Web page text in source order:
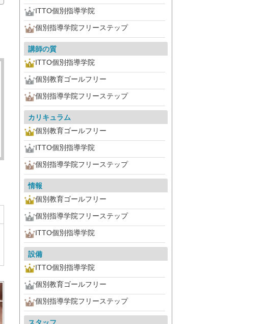
ITTO個別指導学院
個別指導学院フリーステップ
講師の質
ITTO個別指導学院
個別教育ゴールフリー
個別指導学院フリーステップ
カリキュラム
個別教育ゴールフリー
ITTO個別指導学院
個別指導学院フリーステップ
情報
個別教育ゴールフリー
個別指導学院フリーステップ
ITTO個別指導学院
設備
ITTO個別指導学院
個別教育ゴールフリー
個別指導学院フリーステップ